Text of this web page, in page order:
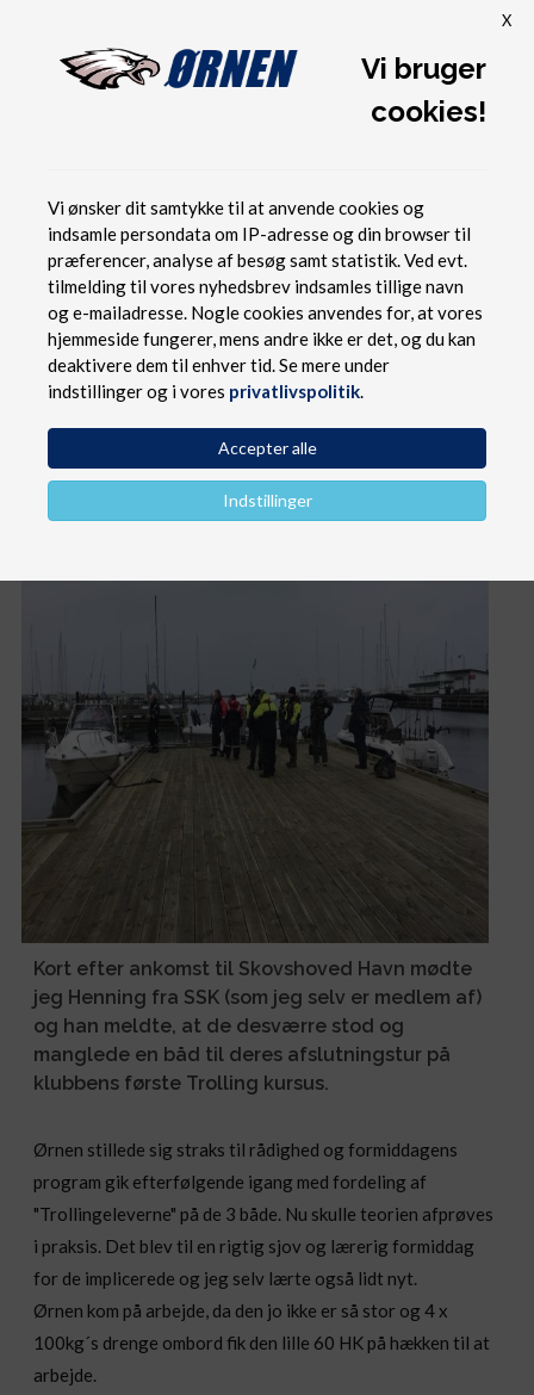
TROLLINGSKOLE
Forside Beretninger Ørnen med på SSK Trollingskole
ØRNEN MED PÅ SSK TROLLINGSKOLE
skipper
Kort efter ankomst til Skovshoved Havn mødte
jeg Henning fra SSK (som jeg selv er medlem af)
og han meldte, at de desværre stod og
manglede en båd til deres afslutningstur på
klubbens første Trolling kursus.
Ørnen stillede sig straks til rådighed og formiddagens
program gik efterfølgende igang med fordeling af
"Trollingeleverne" på de 3 både. Nu skulle teorien afprøves
i praksis. Det blev til en rigtig sjov og lærerig formiddag
for de implicerede og jeg selv lærte også lidt nyt.
Ørnen kom på arbejde, da den jo ikke er så stor og 4 x
100kg´s drenge ombord fik den lille 60 HK på hækken til at
arbejde.
X
Vi bruger
cookies!
Vi ønsker dit samtykke til at anvende cookies og
indsamle persondata om IP-adresse og din browser til
præferencer, analyse af besøg samt statistik. Ved evt.
tilmelding til vores nyhedsbrev indsamles tillige navn
og e-mailadresse. Nogle cookies anvendes for, at vores
hjemmeside fungerer, mens andre ikke er det, og du kan
deaktivere dem til enhver tid. Se mere under
indstillinger og i vores privatlivspolitik.
Indstillinger
Accepter alle